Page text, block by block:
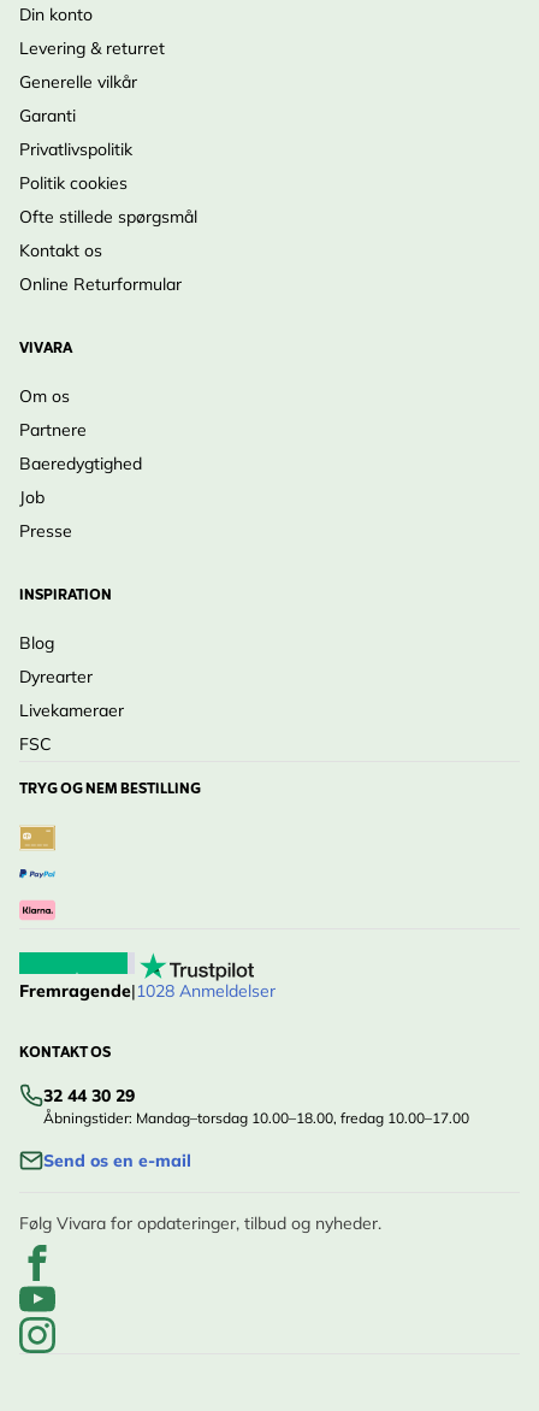
Din konto
Levering & returret
Generelle vilkår
Garanti
Privatlivspolitik
Politik cookies
Ofte stillede spørgsmål
Kontakt os
Online Returformular
VIVARA
Om os
Partnere
Baeredygtighed
Job
Presse
INSPIRATION
Blog
Dyrearter
Livekameraer
FSC
TRYG OG NEM BESTILLING
Fremragende|1028 Anmeldelser
KONTAKT OS
32 44 30 29
Åbningstider: Mandag–torsdag 10.00–18.00, fredag 10.00–17.00
Send os en e-mail
Følg Vivara for opdateringer, tilbud og nyheder.